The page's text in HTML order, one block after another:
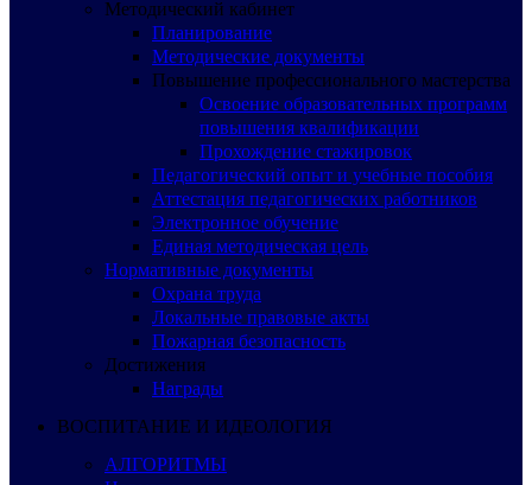
Методический кабинет
Планирование
Методические документы
Повышение профессионального мастерства
Освоение образовательных программ
повышения квалификации
Прохождение стажировок
Педагогический опыт и учебные пособия
Аттестация педагогических работников
Электронное обучение
Единая методическая цель
Нормативные документы
Охрана труда
Локальные правовые акты
Пожарная безопасность
Достижения
Награды
ВОСПИТАНИЕ И ИДЕОЛОГИЯ
АЛГОРИТМЫ